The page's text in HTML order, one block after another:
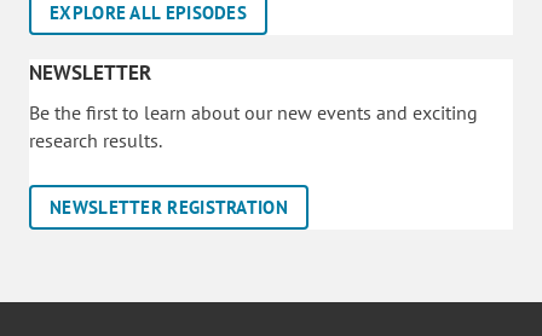
EXPLORE ALL EPISODES
NEWSLETTER
Be the first to learn about our new events and exciting
research results.
NEWSLETTER REGISTRATION